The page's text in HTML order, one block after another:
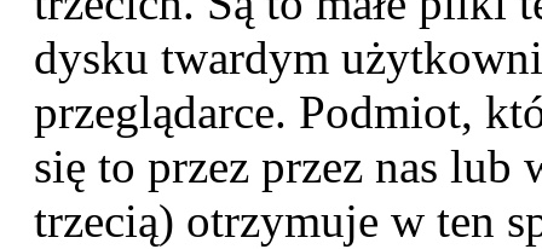
dysku twardym
przeglądarce. Podmiot,
się to przez przez nas lub
trzecią) otrzymuje w ten